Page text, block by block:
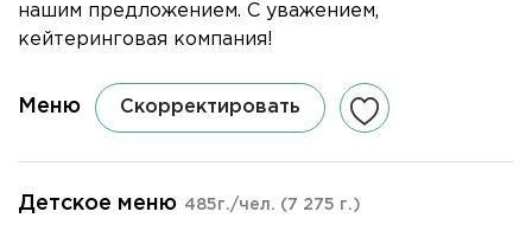
нашим предложением. С уважением,
кейтеринговая компания!
Меню Скорректировать
Детское меню 485г./чел. (7 275 г.)